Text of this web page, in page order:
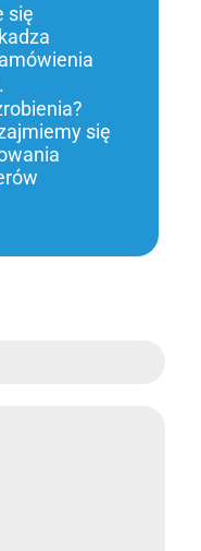
się
się